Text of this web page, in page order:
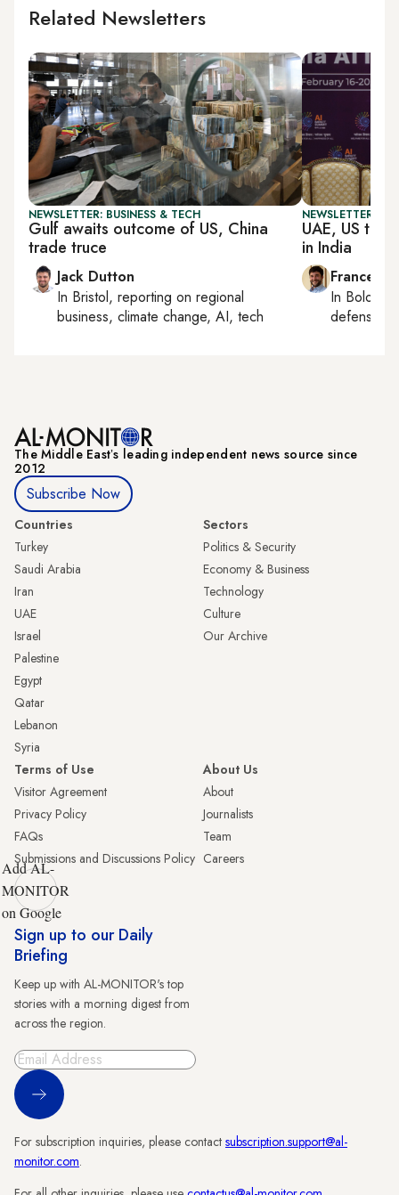
Related Newsletters
NEWSLETTER: BUSINESS & TECH
Gulf awaits outcome of US, China
trade truce
Jack Dutton
In Bristol, reporting on regional
business, climate change, AI, tech
NEWSLETTER:
UAE, US to
in India
In Bologna
defense,
The Middle Eastʼs leading independent news source since
2012
Subscribe Now
Countries
Turkey
Saudi Arabia
Iran
UAE
Israel
Palestine
Egypt
Qatar
Lebanon
Syria
Sectors
Politics & Security
Economy & Business
Technology
Culture
Our Archive
Terms of Use
Visitor Agreement
Privacy Policy
FAQs
Submissions and Discussions Policy
About Us
About
Journalists
Team
Careers
Add AL-
MONITOR
on Google
Sign up to our Daily
Briefing
Keep up with AL-MONITOR's top
stories with a morning digest from
across the region.
Sign Up
For subscription inquiries, please contact subscription.support@al-
monitor.com.